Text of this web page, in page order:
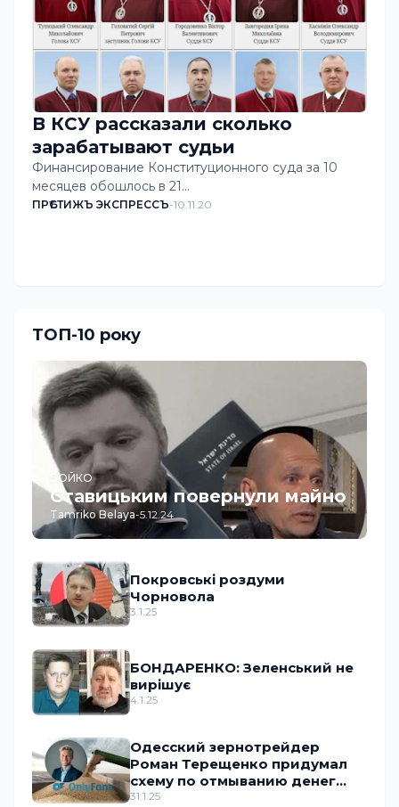
В КСУ рассказали сколько
зарабатывают судьи
Финансирование Конституционного суда за 10
месяцев обошлось в 21…
ПРѢСТИЖЪ ЭКСПРЕССЪ-10.11.20
ТОП-10 року
БОЙКО
Ставицьким повернули майно
Tamriko Belaya-5.12.24
Покровські роздуми
Чорновола
3.1.25
БОНДАРЕНКО: Зеленський не
вирішує
4.1.25
Одесский зернотрейдер
Роман Терещенко придумал
схему по отмыванию денег
через OnlyFans
31.1.25